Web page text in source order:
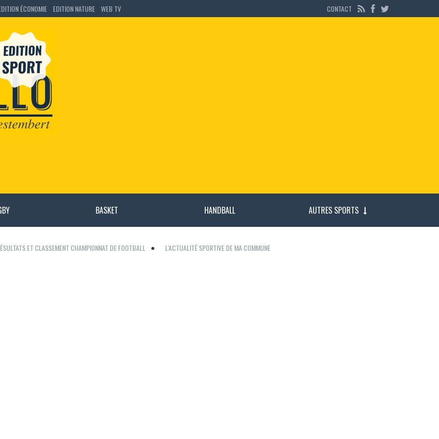
ÉCONOMIE EDITION NATURE WEB TV CONTACT
BASKET HANDBALL AUTRES SPORTS
ET CLASSEMENT CHAMPIONNAT DE FOOTBALL L'ACTUALITÉ SPORTIVE DE MA COMMUNE